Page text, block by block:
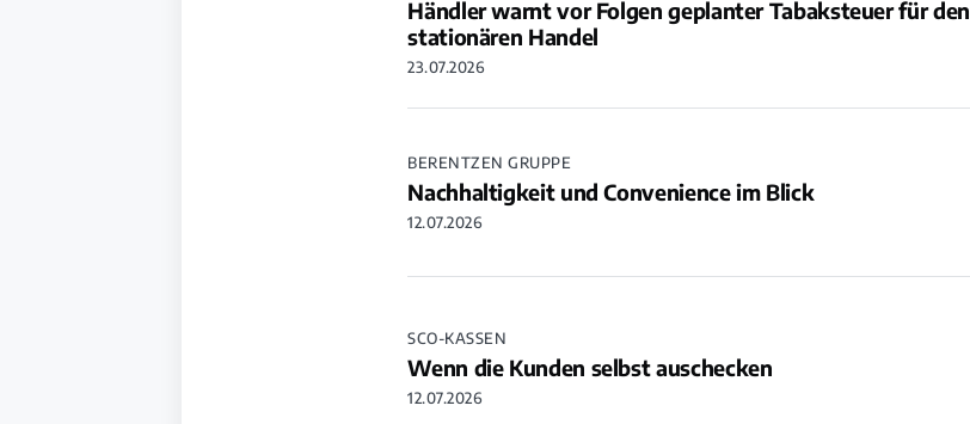
Händler warnt vor Folgen geplanter Tabaksteuer für den
stationären Handel
23.07.2026
BERENTZEN GRUPPE
Nachhaltigkeit und Convenience im Blick
12.07.2026
SCO-KASSEN
Wenn die Kunden selbst auschecken
12.07.2026